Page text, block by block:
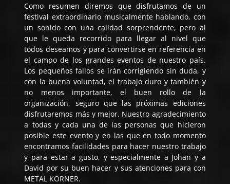
Como resumen diremos que disfrutamos de un
festival extraordinario musicalmente hablando, con
un sonido con una calidad sorprendente, pero al
que le queda recorrido para llegar al nivel que
todos deseamos y para convertirse en referencia en
el campo de los grandes eventos de nuestro país.
Los pequeños fallos se irán corrigiendo sin duda, y
con la buena voluntad, el trabajo duro y también y
no menos importante, el buen rollo de la
organización, seguro que las próximas ediciones
disfrutaremos más y mejor. Nuestro agradecimiento
a todas y cada una de las personas que hicieron
posible este evento y en las que en todo momento
encontramos facilidades para hacer nuestro trabajo
y para estar a gusto, y especialmente a Johan y a
David por su buen hacer y sus atenciones para con
METAL KORNER.